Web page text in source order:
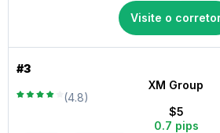
Visite o
#3
XM Group
(4.8)
$5
0.7 pips